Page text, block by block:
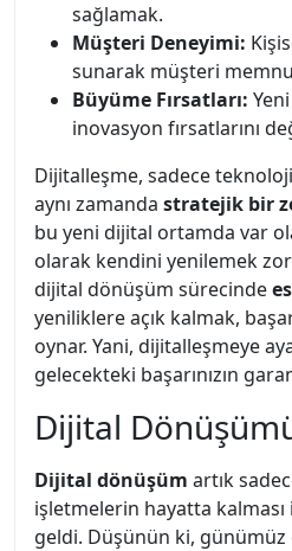
sağlamak.
Müşteri Deneyimi:
sunarak müşteri
Büyüme Fırsatları:
inovasyon fırsatlarını
Dijitalleşme, sadece
aynı zamanda stratejik bir
bu yeni dijital ortamda var
olarak kendini yenilemek
dijital dönüşüm sürecinde
yeniliklere açık kalmak,
oynar. Yani, dijitalleşmeye
gelecekteki başarınızın
Dijital
Dijital dönüşüm artık
işletmelerin hayatta
geldi. Düşünün ki, günümüz